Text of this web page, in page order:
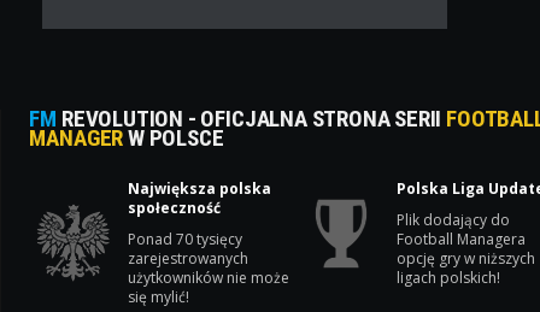
FM REVOLUTION - OFICJALNA STRONA SERII
MANAGERW POLSCE
Największa polska
społeczność
Ponad 70 tysięcy
zarejestrowanych
użytkowników nie może
się mylić!
Polska Liga
Plik dodający do
Football Managera
opcję gry w niższych
ligach polskich!